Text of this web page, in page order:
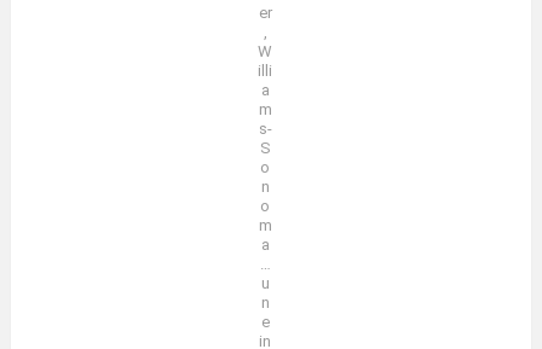
er
W
illi
a
m
s-
S
o
n
o
m
a
u
n
e
in